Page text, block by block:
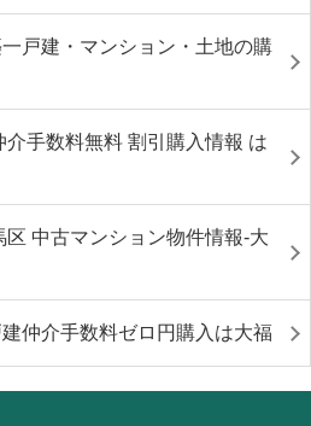
戸建・マンション・土地の購
手数料無料 割引購入情報 は
中古マンション物件情報-大
仲介手数料ゼロ円購入は大福